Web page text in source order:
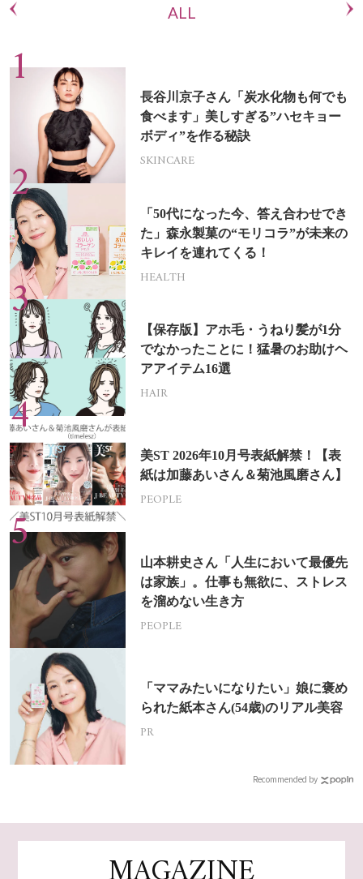
ALL
長谷川京子さん「炭水化物も何でも
食べます」美しすぎる”ハセキョー
ボディ”を作る秘訣
SKINCARE
「50代になった今、答え合わせでき
た」森永製菓の“モリコラ”が未来の
キレイを連れてくる！
HEALTH
【保存版】アホ毛・うねり髪が1分
でなかったことに！猛暑のお助けヘ
アアイテム16選
HAIR
美ST 2026年10月号表紙解禁！【表
紙は加藤あいさん＆菊池風磨さん】
PEOPLE
山本耕史さん「人生において最優先
は家族」。仕事も無欲に、ストレス
を溜めない生き方
PEOPLE
「ママみたいになりたい」娘に褒め
られた紙本さん(54歳)のリアル美容
PR
Recommended by